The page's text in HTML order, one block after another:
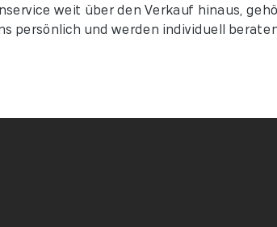
weit über den Verkauf hinaus,
persönlich und werden individuell